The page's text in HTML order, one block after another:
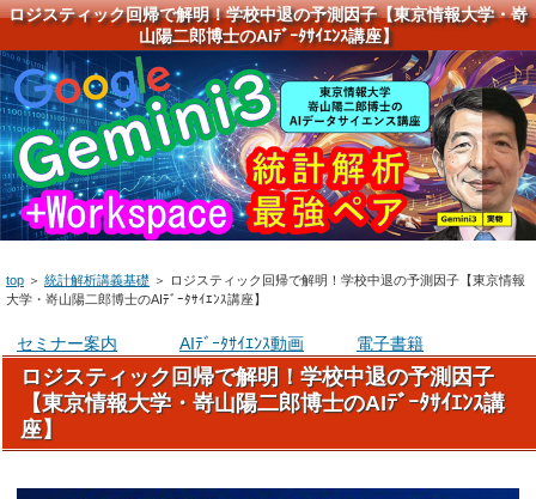
ロジスティック回帰で解明！学校中退の予測因子【東京情報大学・嵜
山陽二郎博士のAIﾃﾞｰﾀｻｲｴﾝｽ講座】
top ＞ 統計解析講義基礎 ＞
ロジスティック回帰で解明！学校中退の予測因子【東京情報
大学・嵜山陽二郎博士のAIﾃﾞｰﾀｻｲｴﾝｽ講座】
セミナー案内 AIﾃﾞｰﾀｻｲｴﾝｽ動画 電子書籍
ロジスティック回帰で解明！学校中退の予測因子
【東京情報大学・嵜山陽二郎博士のAIﾃﾞｰﾀｻｲｴﾝｽ講
座】